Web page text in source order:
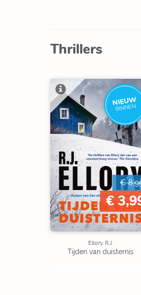
Thrillers
NIEUW
BINNEN
€
€
Ellory, R.J.
Tijden van duisternis